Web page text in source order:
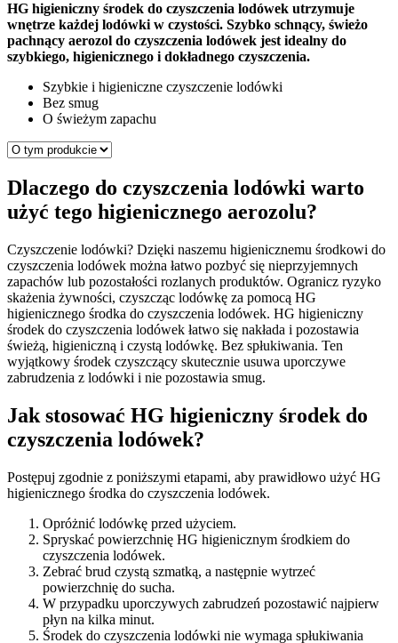
HG higieniczny środek do czyszczenia lodówek utrzymuje
wnętrze każdej lodówki w czystości. Szybko schnący, świeżo
pachnący aerozol do czyszczenia lodówek jest idealny do
szybkiego, higienicznego i dokładnego czyszczenia.
Szybkie i higieniczne czyszczenie lodówki
Bez smug
O świeżym zapachu
Dlaczego do czyszczenia lodówki warto
użyć tego higienicznego aerozolu?
Czyszczenie lodówki? Dzięki naszemu higienicznemu środkowi do
czyszczenia lodówek można łatwo pozbyć się nieprzyjemnych
zapachów lub pozostałości rozlanych produktów. Ogranicz ryzyko
skażenia żywności, czyszcząc lodówkę za pomocą HG
higienicznego środka do czyszczenia lodówek. HG higieniczny
środek do czyszczenia lodówek łatwo się nakłada i pozostawia
świeżą, higieniczną i czystą lodówkę. Bez spłukiwania. Ten
wyjątkowy środek czyszczący skutecznie usuwa uporczywe
zabrudzenia z lodówki i nie pozostawia smug.
Jak stosować HG higieniczny środek do
czyszczenia lodówek?
Postępuj zgodnie z poniższymi etapami, aby prawidłowo użyć HG
higienicznego środka do czyszczenia lodówek.
Opróżnić lodówkę przed użyciem.
Spryskać powierzchnię HG higienicznym środkiem do
czyszczenia lodówek.
Zebrać brud czystą szmatką, a następnie wytrzeć
powierzchnię do sucha.
W przypadku uporczywych zabrudzeń pozostawić najpierw
płyn na kilka minut.
Środek do czyszczenia lodówki nie wymaga spłukiwania